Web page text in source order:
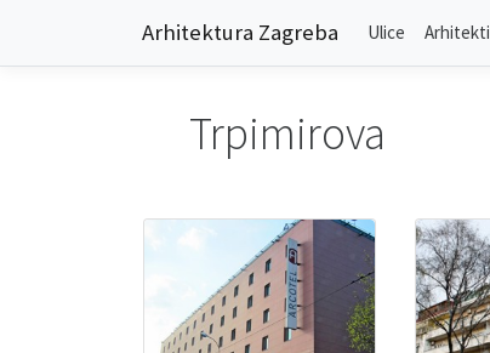
Arhitektura Zagreba Ulice Arhitekti
Trpimirova